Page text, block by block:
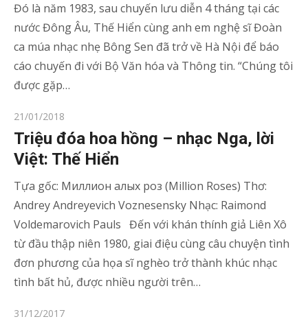
Đó là năm 1983, sau chuyến lưu diễn 4 tháng tại các
nước Đông Âu, Thế Hiển cùng anh em nghệ sĩ Đoàn
ca múa nhạc nhẹ Bông Sen đã trở về Hà Nội để báo
cáo chuyến đi với Bộ Văn hóa và Thông tin. “Chúng tôi
được gặp…
Posted
on
21/01/2018
Triệu đóa hoa hồng – nhạc Nga, lời
Việt: Thế Hiển
Tựa gốc: Миллион алых роз (Million Roses) Thơ:
Andrey Andreyevich Voznesensky Nhạc: Raimond
Voldemarovich Pauls Đến với khán thính giả Liên Xô
từ đầu thập niên 1980, giai điệu cùng câu chuyện tình
đơn phương của họa sĩ nghèo trở thành khúc nhạc
tình bất hủ, được nhiều người trên…
Posted
31/12/2017